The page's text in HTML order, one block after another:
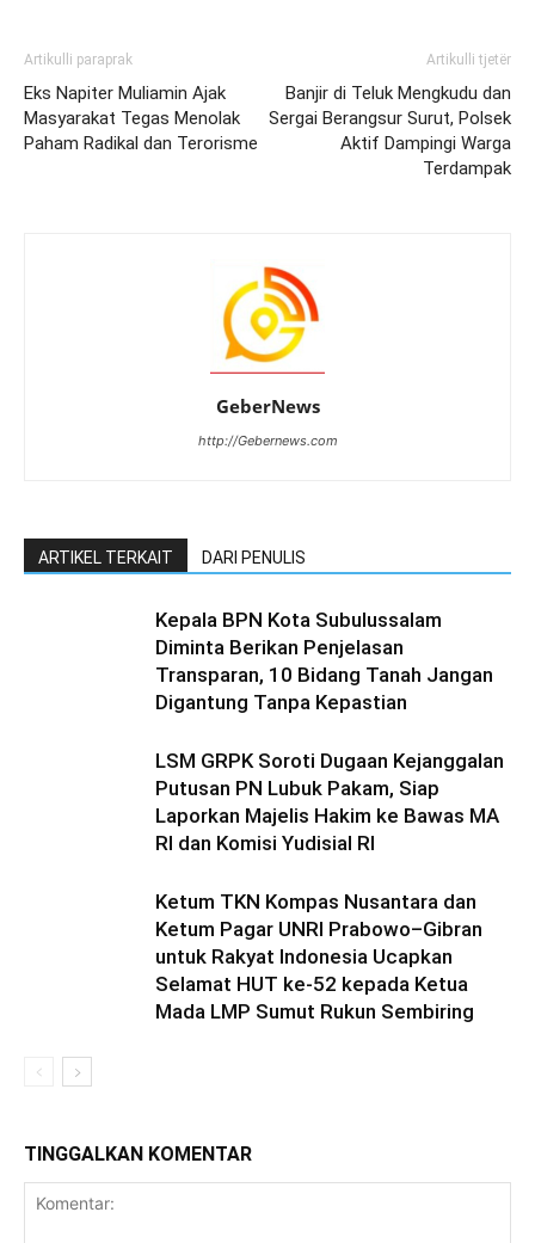
Artikulli paraprak
Eks Napiter Muliamin Ajak
Masyarakat Tegas Menolak
Paham Radikal dan Terorisme
Artikulli tjetër
Banjir di Teluk Mengkudu dan
Sergai Berangsur Surut, Polsek
Aktif Dampingi Warga
Terdampak
GeberNews
http://Gebernews.com
ARTIKEL TERKAIT DARI PENULIS
Kepala BPN Kota Subulussalam
Diminta Berikan Penjelasan
Transparan, 10 Bidang Tanah Jangan
Digantung Tanpa Kepastian
LSM GRPK Soroti Dugaan Kejanggalan
Putusan PN Lubuk Pakam, Siap
Laporkan Majelis Hakim ke Bawas MA
RI dan Komisi Yudisial RI
Ketum TKN Kompas Nusantara dan
Ketum Pagar UNRI Prabowo–Gibran
untuk Rakyat Indonesia Ucapkan
Selamat HUT ke-52 kepada Ketua
Mada LMP Sumut Rukun Sembiring
TINGGALKAN KOMENTAR